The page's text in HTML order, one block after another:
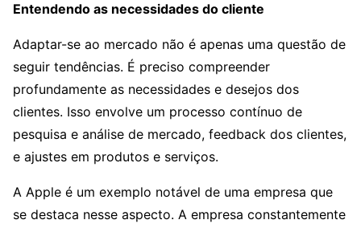
Entendendo as necessidades do cliente
Adaptar-se ao mercado não é apenas uma questão de
seguir tendências. É preciso compreender
profundamente as necessidades e desejos dos
clientes. Isso envolve um processo contínuo de
pesquisa e análise de mercado, feedback dos clientes,
e ajustes em produtos e serviços.
A Apple é um exemplo notável de uma empresa que
se destaca nesse aspecto. A empresa constantemente